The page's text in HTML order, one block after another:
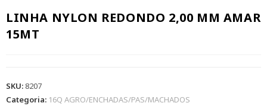
LINHA NYLON REDONDO 2,00 MM AMAR
15MT
SKU: 8207
Categoria: 16Q AGRO/ENCHADAS/PAS/MACHADOS